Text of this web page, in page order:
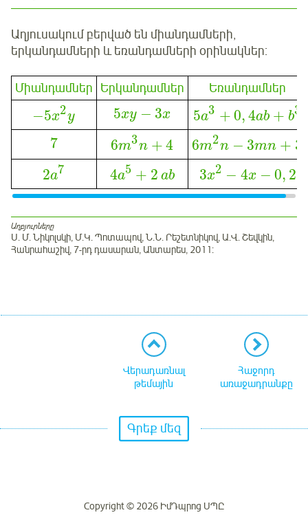
Աղյուսակում բերված են միանդամների,
երկանդամների և եռանդամների օրինակներ:
Միանդամներ Երկանդամներ Եռանդամներ
−5x2y 5xy − 3x 5a3 + 0, 4ab + b3
7 6m3n + 4 6m2n − 3mn + 3
2a7 4a5 + 2 ab 3x2 − 4x − 0, 2
Աղբյուրները
Ս. Մ. Նիկոլսկի, Մ.Կ. Պոտապով, Ն.Ն. Րեշետնիկով, Ա.Վ. Շեվկին,
Հանրահաշիվ, 7-րդ դասարան, Անտարես, 2011:
Վերադառնալ
թեմային
Հաջորդ
առաջադրանքը
Գրեք մեզ
Copyright © 2026 ԻմԴպրոց ՍՊԸ